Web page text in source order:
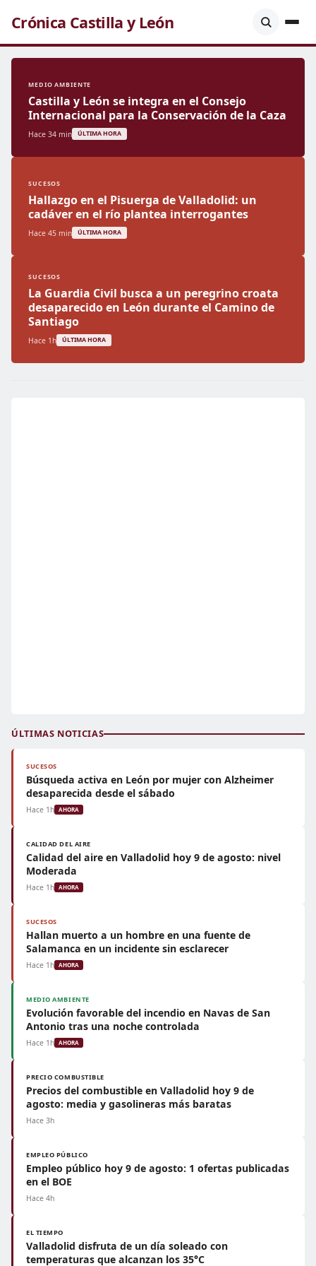
Crónica Castilla y León
MEDIO AMBIENTE
Castilla y León se integra en el Consejo
Internacional para la Conservación de la Caza
Hace 34 min ÚLTIMA HORA
SUCESOS
Hallazgo en el Pisuerga de Valladolid: un
cadáver en el río plantea interrogantes
Hace 45 min ÚLTIMA HORA
SUCESOS
La Guardia Civil busca a un peregrino croata
desaparecido en León durante el Camino de
Santiago
Hace 1h ÚLTIMA HORA
ÚLTIMAS NOTICIAS
SUCESOS
Búsqueda activa en León por mujer con Alzheimer
desaparecida desde el sábado
Hace 1h AHORA
CALIDAD DEL AIRE
Calidad del aire en Valladolid hoy 9 de agosto: nivel
Moderada
Hace 1h AHORA
SUCESOS
Hallan muerto a un hombre en una fuente de
Salamanca en un incidente sin esclarecer
Hace 1h AHORA
MEDIO AMBIENTE
Evolución favorable del incendio en Navas de San
Antonio tras una noche controlada
Hace 1h AHORA
PRECIO COMBUSTIBLE
Precios del combustible en Valladolid hoy 9 de
agosto: media y gasolineras más baratas
Hace 3h
EMPLEO PÚBLICO
Empleo público hoy 9 de agosto: 1 ofertas publicadas
en el BOE
Hace 4h
EL TIEMPO
Valladolid disfruta de un día soleado con
temperaturas que alcanzan los 35°C